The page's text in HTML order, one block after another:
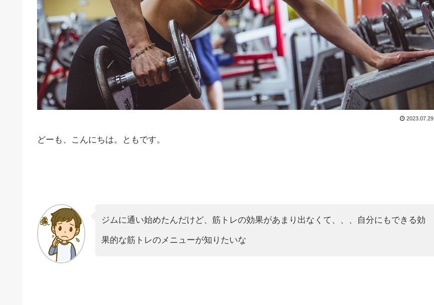
2023.07.29
どーも、こんにちは。ともです。
ジムに通い始めたんだけど、筋トレの効果があまり出なくて、、、自分にもできる効
果的な筋トレのメニューが知りたいな